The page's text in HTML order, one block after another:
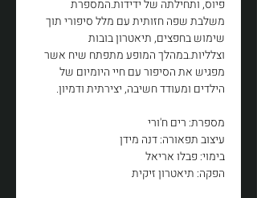
פיוס, ותחילתה של ידידות.המספרת
משלבת שפה חזותית עם מלל סיפורי תוך
שימוש בחפצים, תיאטרון בובות
וצלליות.במהלך המופע מתפתח שיח אשר
מפגיש את הסיפור עם חיי היומיום של
הילדים ומעודד חשיבה, יצירתית ודמיון.
מספרת: רים ח'ורי
עיצוב תפאורה: דנה מידן
בימוי: פבלו אריאל
הפקה: תיאטרון זיקית